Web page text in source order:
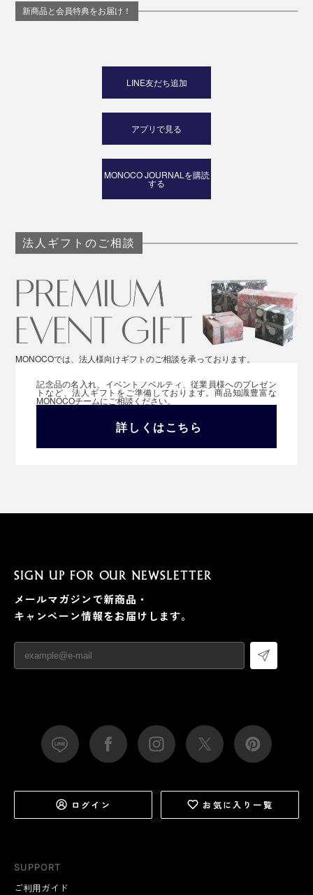
新商品と会員特典をお届け！
LINE友だち追加
アプリで見る
MONOCO JOURNALを購読
する
法人ギフトのご相談
MONOCOでは、法人様向けギフトのご相談を承っております。
記念品の名入れ、イベントノベルティ、従業員様へのプレゼン
トなど、法人ギフトをご準備しております。商品知識豊富な
MONOCOチームにご相談ください。
詳しくはこちら
SUPPORT
ご利用ガイド
SIGN UP FOR OUR NEWSLETTER
メールマガジンで新商品・
キャンペーン情報をお届けします。
ログイン お気に入り一覧